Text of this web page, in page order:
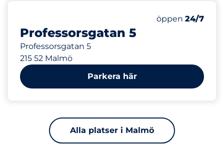
Professorsgatan 5
Professorsgatan 5
215 52 Malmö
öppen 24/7
Parkera här
Alla platser i Malmö